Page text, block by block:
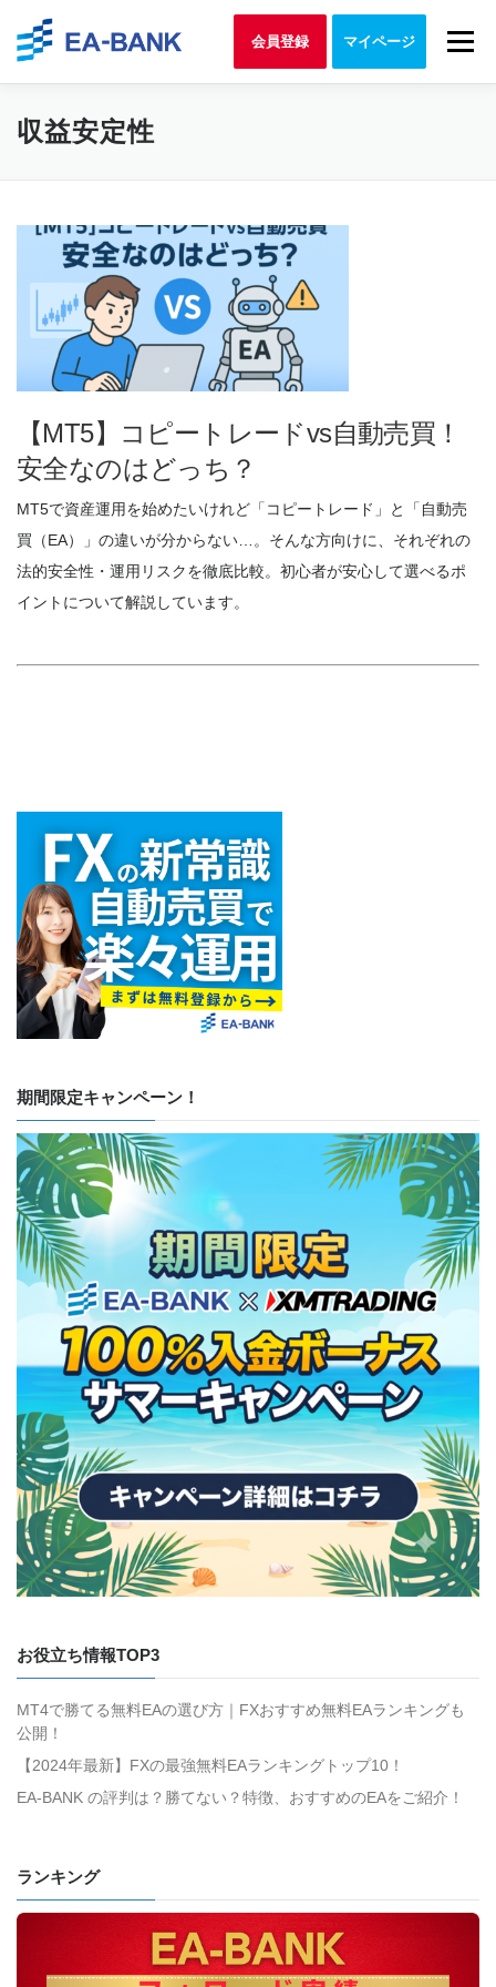
Menu
会員登録 マイページ
収益安定性
【MT5】コピートレードvs自動売買！
安全なのはどっち？
MT5で資産運用を始めたいけれど「コピートレード」と「自動売
買（EA）」の違いが分からない…。そんな方向けに、それぞれの
法的安全性・運用リスクを徹底比較。初心者が安心して選べるポ
イントについて解説しています。
期間限定キャンペーン！
お役立ち情報TOP3
MT4で勝てる無料EAの選び方｜FXおすすめ無料EAランキングも
公開！
【2024年最新】FXの最強無料EAランキングトップ10！
EA-BANK の評判は？勝てない？特徴、おすすめのEAをご紹介！
ランキング